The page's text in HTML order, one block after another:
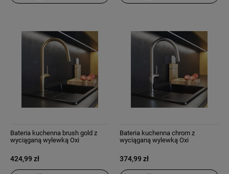
Bateria kuchenna brush gold z
wyciąganą wylewką Oxi
424,99 zł
Bateria kuchenna chrom z
wyciąganą wylewką Oxi
374,99 zł